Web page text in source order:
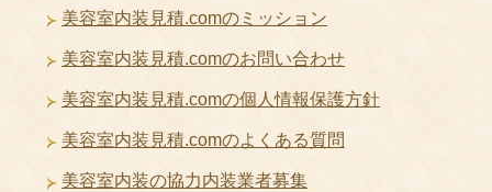
美容室内装見積.comのミッション
美容室内装見積.comのお問い合わせ
美容室内装見積.comの個人情報保護方針
美容室内装見積.comのよくある質問
美容室内装の協力内装業者募集